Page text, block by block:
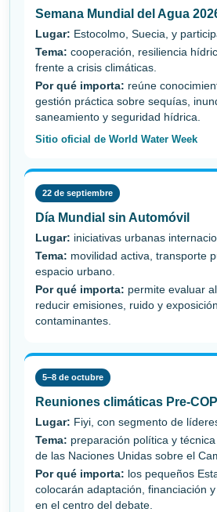
Semana Mundial del Agua
Lugar: Estocolmo, Suecia, y
Tema: cooperación, resiliencia
frente a crisis climáticas.
Por qué importa: reúne
gestión práctica sobre sequías,
saneamiento y seguridad hídrica.
Sitio oficial de World Water Week
22 de septiembre
Día Mundial sin Automóvil
Lugar: iniciativas urbanas
Tema: movilidad activa, transporte
espacio urbano.
Por qué importa: permite evaluar
reducir emisiones, ruido y
contaminantes.
5–8 de octubre
Reuniones climáticas Pre-
Lugar: Fiyi, con segmento de
Tema: preparación política y
de las Naciones Unidas sobre el
Por qué importa: los pequeños
colocarán adaptación, financiación
en el centro del debate.